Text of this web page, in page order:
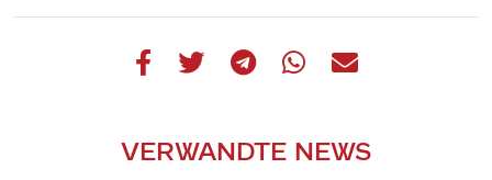
VERWANDTE NEWS